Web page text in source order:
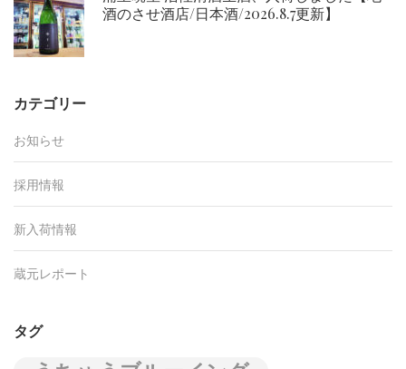
酒のさせ酒店/日本酒/2026.8.7更新】
カテゴリー
お知らせ
採用情報
新入荷情報
蔵元レポート
タグ